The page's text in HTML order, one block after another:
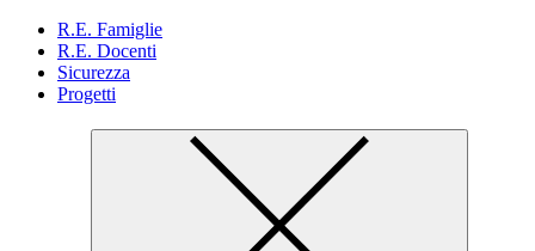
R.E. Famiglie
R.E. Docenti
Sicurezza
Progetti